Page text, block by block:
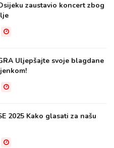
zaustavio koncert zbog
Uljepšajte svoje blagdane
2025 Kako glasati za našu